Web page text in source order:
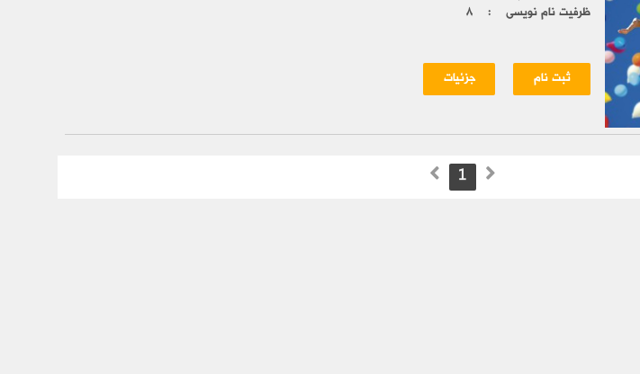
ظرفیت نام نویسی : ۸
ثبت نام جزئیات
1